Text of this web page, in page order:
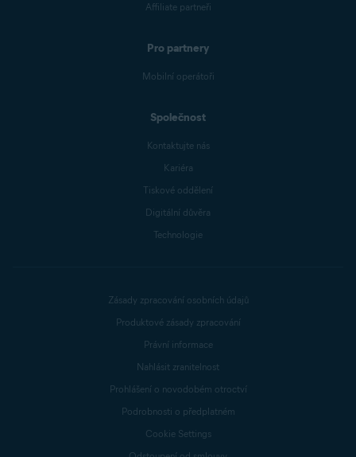
Affiliate partneři
Pro partnery
Mobilní operátoři
Společnost
Kontaktujte nás
Kariéra
Tiskové oddělení
Digitální důvěra
Technologie
Zásady zpracování osobních údajů
Produktové zásady zpracování
Právní informace
Nahlásit zranitelnost
Prohlášení o novodobém otroctví
Podrobnosti o předplatném
Cookie Settings